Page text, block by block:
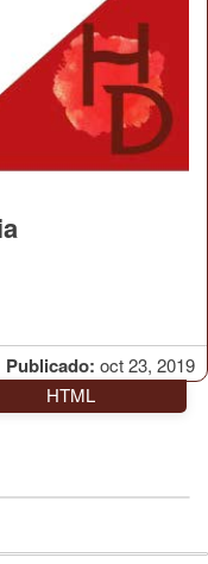
Publicado: oct 23, 2019
HTML